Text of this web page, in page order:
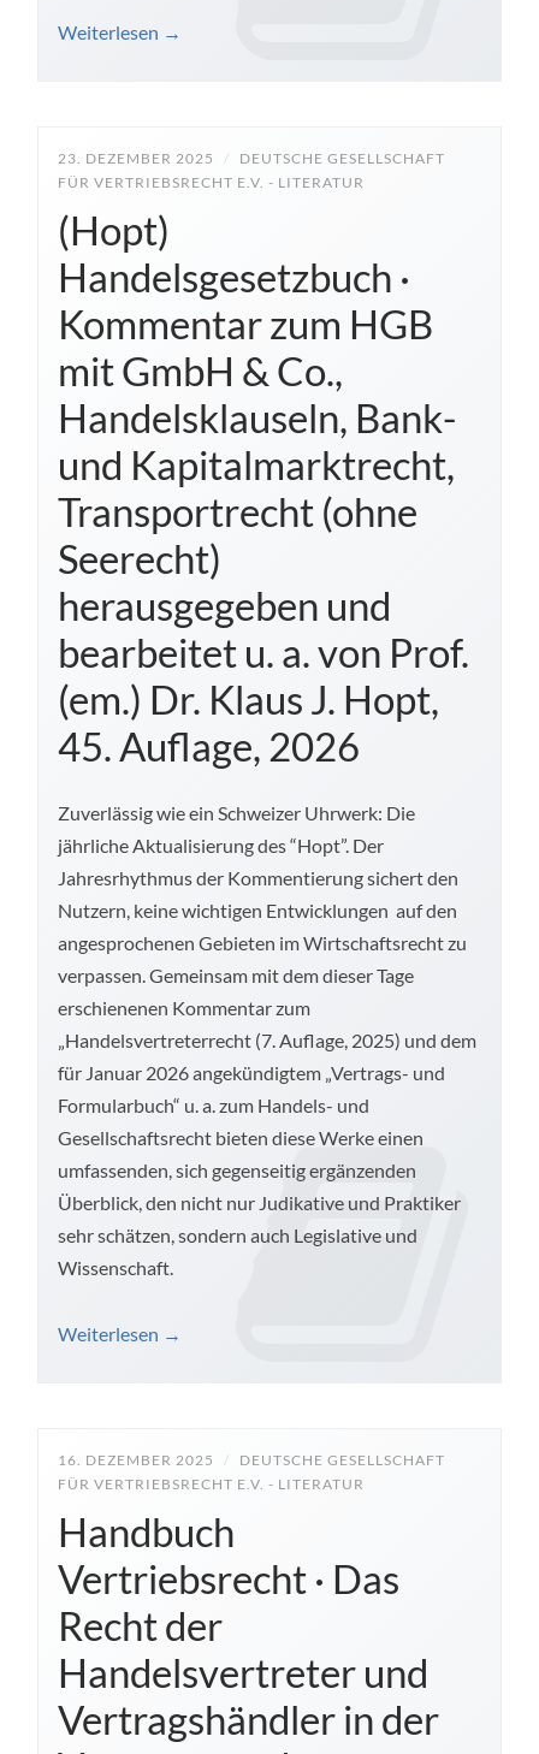
Weiterlesen →
23. DEZEMBER 2025 /
DEUTSCHE GESELLSCHAFT
FÜR VERTRIEBSRECHT E.V. - LITERATUR
(Hopt)
Handelsgesetzbuch ·
Kommentar zum HGB
mit GmbH & Co.,
Handelsklauseln, Bank-
und Kapitalmarktrecht,
Transportrecht (ohne
Seerecht)
herausgegeben und
bearbeitet u. a. von Prof.
(em.) Dr. Klaus J. Hopt,
45. Auflage, 2026
Zuverlässig wie ein Schweizer Uhrwerk: Die
jährliche Aktualisierung des “Hopt”. Der
Jahresrhythmus der Kommentierung sichert den
Nutzern, keine wichtigen Entwicklungen auf den
angesprochenen Gebieten im Wirtschaftsrecht zu
verpassen. Gemeinsam mit dem dieser Tage
erschienenen Kommentar zum
„Handelsvertreterrecht (7. Auflage, 2025) und dem
für Januar 2026 angekündigtem „Vertrags- und
Formularbuch“ u. a. zum Handels- und
Gesellschaftsrecht bieten diese Werke einen
umfassenden, sich gegenseitig ergänzenden
Überblick, den nicht nur Judikative und Praktiker
sehr schätzen, sondern auch Legislative und
Wissenschaft.
Weiterlesen →
16. DEZEMBER 2025 /
DEUTSCHE GESELLSCHAFT
FÜR VERTRIEBSRECHT E.V. - LITERATUR
Handbuch
Vertriebsrecht · Das
Recht der
Handelsvertreter und
Vertragshändler in der